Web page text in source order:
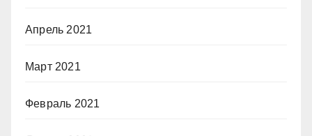
Апрель 2021
Март 2021
Февраль 2021